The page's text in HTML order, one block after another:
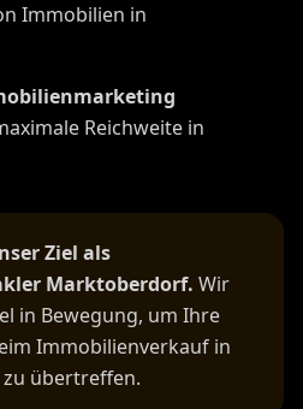
Immobilien in
Reichweite in
Ziel als
Marktoberdorf. Wir
in Bewegung, um Ihre
Immobilienverkauf in
übertreffen.